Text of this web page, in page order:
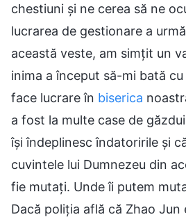
chestiuni și ne cerea să ne
lucrarea de gestionare a
această veste, am simțit un
inima a început să-mi bată
face lucrare în biserica
a fost la multe case de
își îndeplinesc îndatoririle și
cuvintele lui Dumnezeu din
fie mutați. Unde îi putem
Dacă poliția află că Zhao